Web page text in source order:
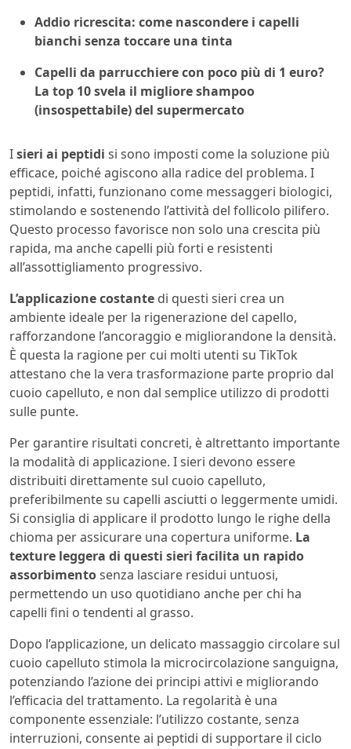
Addio ricrescita: come nascondere i capelli
bianchi senza toccare una tinta
Capelli da parrucchiere con poco più di 1 euro?
La top 10 svela il migliore shampoo
(insospettabile) del supermercato
Isieri ai peptidi si sono imposti come la soluzione più
efficace, poiché agiscono alla radice del problema. I
peptidi, infatti, funzionano come messaggeri biologici,
stimolando e sostenendo l’attività del follicolo pilifero.
Questo processo favorisce non solo una crescita più
rapida, ma anche capelli più forti e resistenti
all’assottigliamento progressivo.
L’applicazione costante di questi sieri crea un
ambiente ideale per la rigenerazione del capello,
rafforzandone l’ancoraggio e migliorandone la densità.
È questa la ragione per cui molti utenti su TikTok
attestano che la vera trasformazione parte proprio dal
cuoio capelluto, e non dal semplice utilizzo di prodotti
sulle punte.
Per garantire risultati concreti, è altrettanto importante
la modalità di applicazione. I sieri devono essere
distribuiti direttamente sul cuoio capelluto,
preferibilmente su capelli asciutti o leggermente umidi.
Si consiglia di applicare il prodotto lungo le righe della
chioma per assicurare una copertura uniforme. La
texture leggera di questi sieri facilita un rapido
assorbimentosenza lasciare residui untuosi,
permettendo un uso quotidiano anche per chi ha
capelli fini o tendenti al grasso.
Dopo l’applicazione, un delicato massaggio circolare sul
cuoio capelluto stimola la microcircolazione sanguigna,
potenziando l’azione dei principi attivi e migliorando
l’efficacia del trattamento. La regolarità è una
componente essenziale: l’utilizzo costante, senza
interruzioni, consente ai peptidi di supportare il ciclo